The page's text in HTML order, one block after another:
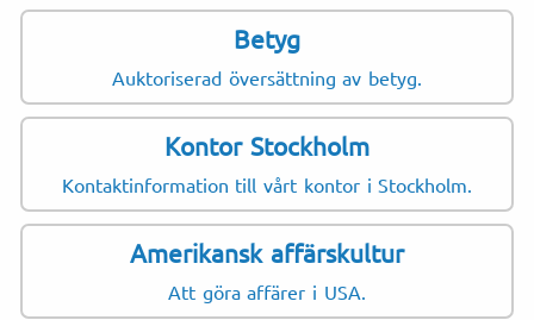
Betyg
Auktoriserad översättning av betyg.
Kontor Stockholm
Kontaktinformation till vårt kontor i Stockholm.
Amerikansk affärskultur
Att göra affärer i USA.